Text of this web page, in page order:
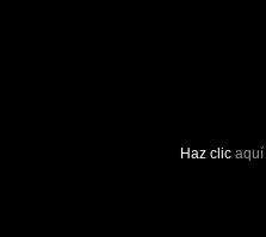
Haz clic aquí